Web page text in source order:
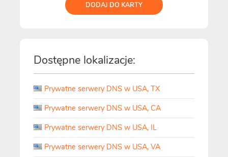
DODAJ DO KARTY
Dostępne lokalizacje:
Prywatne serwery DNS w USA, TX
Prywatne serwery DNS w USA, CA
Prywatne serwery DNS w USA, IL
Prywatne serwery DNS w USA, VA